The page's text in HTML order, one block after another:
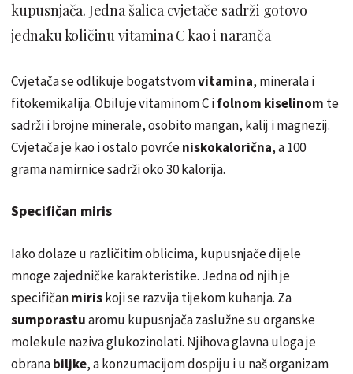
kupusnjača. Jedna šalica cvjetače sadrži gotovo
jednaku količinu vitamina C kao i naranča
Cvjetača se odlikuje bogatstvomvitamina, minerala i
fitokemikalija. Obiluje vitaminom C ifolnom kiselinom te
sadrži i brojne minerale, osobito mangan, kalij i magnezij.
Cvjetača je kao i ostalo povrćeniskokalorična, a 100
grama namirnice sadrži oko 30 kalorija.
Specifičan miris
Iako dolaze u različitim oblicima, kupusnjačedijele
mnoge zajedničke karakteristike. Jedna od njih je
specifičanmiriskoji se razvija tijekom kuhanja. Za
sumporastuaromu kupusnjačazaslužne su organske
molekule naziva glukozinolati. Njihova glavna uloga je
obranabiljke, a konzumacijom dospiju i u naš organizam